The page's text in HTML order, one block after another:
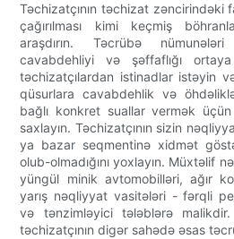
Təchizatçının təchizat zəncirindəki
çağırılması kimi keçmiş
araşdırın. Təcrübə
cavabdehliyi və şəffaflığı
təchizatçılardan istinadlar istəyin və
qüsurlara cavabdehlik və
bağlı konkret suallar vermək
saxlayın. Təchizatçının sizin
ya bazar seqmentinə xidmət
olub-olmadığını yoxlayın. Müxtəlif
yüngül minik avtomobilləri, ağır
yarış nəqliyyat vasitələri - fərqli
və tənzimləyici tələblərə
təchizatçının digər sahədə əsas